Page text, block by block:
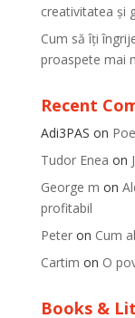
creativitatea și
Cum să îți
proaspete mai
Recent
Adi3PAS on
Tudor Enea on
George m on
profitabil
Peteron Cum
Cartim on O
Books &